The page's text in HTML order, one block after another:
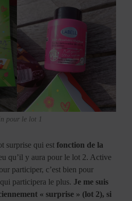
pour le lot 1
surprise qui estfonction de la
qu’il y aura pour le lot 2. Active
participer, c’est bien pour
participera le plus. Je me suis
« surprise » (lot 2), si